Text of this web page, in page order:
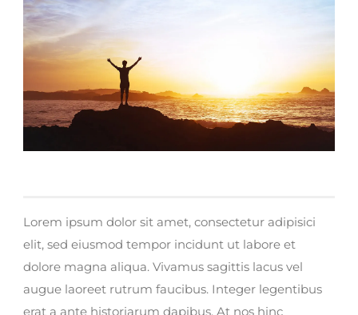
Lorem ipsum dolor sit amet, consectetur adipisici
elit, sed eiusmod tempor incidunt ut labore et
dolore magna aliqua. Vivamus sagittis lacus vel
augue laoreet rutrum faucibus. Integer legentibus
erat a ante historiarum dapibus. At nos hinc